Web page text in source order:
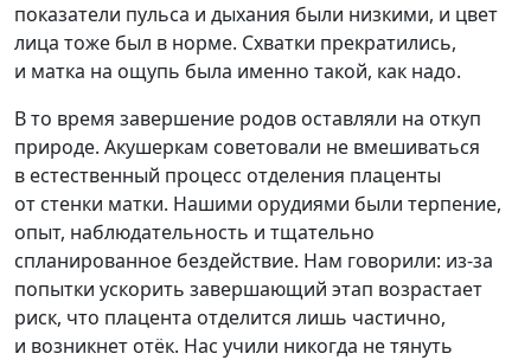
показатели пульса и дыхания были низкими, и цвет
лица тоже был в норме. Схватки прекратились,
и матка на ощупь была именно такой, как надо.
В то время завершение родов оставляли на откуп
природе. Акушеркам советовали не вмешиваться
в естественный процесс отделения плаценты
от стенки матки. Нашими орудиями были терпение,
опыт, наблюдательность и тщательно
спланированное бездействие. Нам говорили: из-за
попытки ускорить завершающий этап возрастает
риск, что плацента отделится лишь частично,
и возникнет отёк. Нас учили никогда не тянуть